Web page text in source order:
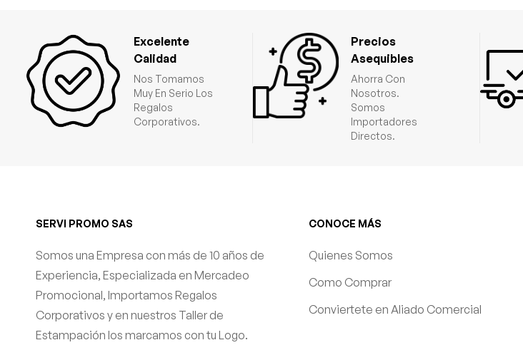
Excelente
Calidad
Nos Tomamos
Muy En Serio Los
Regalos
Corporativos.
Precios
Asequibles
Ahorra Con
Nosotros.
Somos
Importadores
Directos.
SERVI PROMO SAS
Somos una Empresa con más de 10 años de
Experiencia, Especializada en Mercadeo
Promocional, Importamos Regalos
Corporativos y en nuestros Taller de
Estampación los marcamos con tu Logo.
CONOCE MÁS
Quienes Somos
Como Comprar
Conviertete en Aliado Comercial